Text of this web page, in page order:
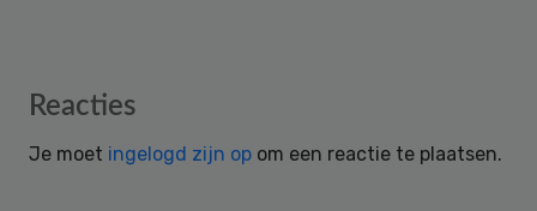
Reader
Reacties
Je moet ingelogd zijn op om een reactie te plaatsen.